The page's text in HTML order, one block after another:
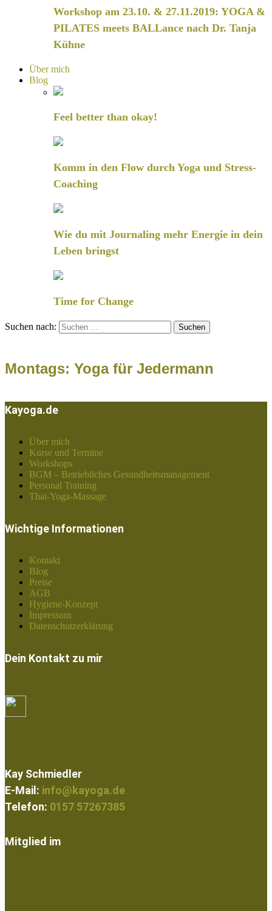
Workshop am 23.10. & 27.11.2019: YOGA &
PILATES meets BALLance nach Dr. Tanja
Kühne
Über mich
Blog
Feel better than okay!
Komm in den Flow durch Yoga und Stress-
Coaching
Wie du mit Journaling mehr Energie in dein
Leben bringst
Time for Change
Suchen nach:
Montags: Yoga für Jedermann
Kayoga.de
Über mich
Kurse und Termine
Workshops
BGM – Betriebliches Gesundheitsmanagement
Personal Training
Thai-Yoga-Massage
Wichtige Informationen
Kontakt
Blog
Preise
AGB
Hygiene-Konzept
Impressum
Datenschutzerklärung
Dein Kontakt zu mir
Kay Schmiedler
E-Mail: info@kayoga.de
Telefon: 0157 57267385
Mitglied im